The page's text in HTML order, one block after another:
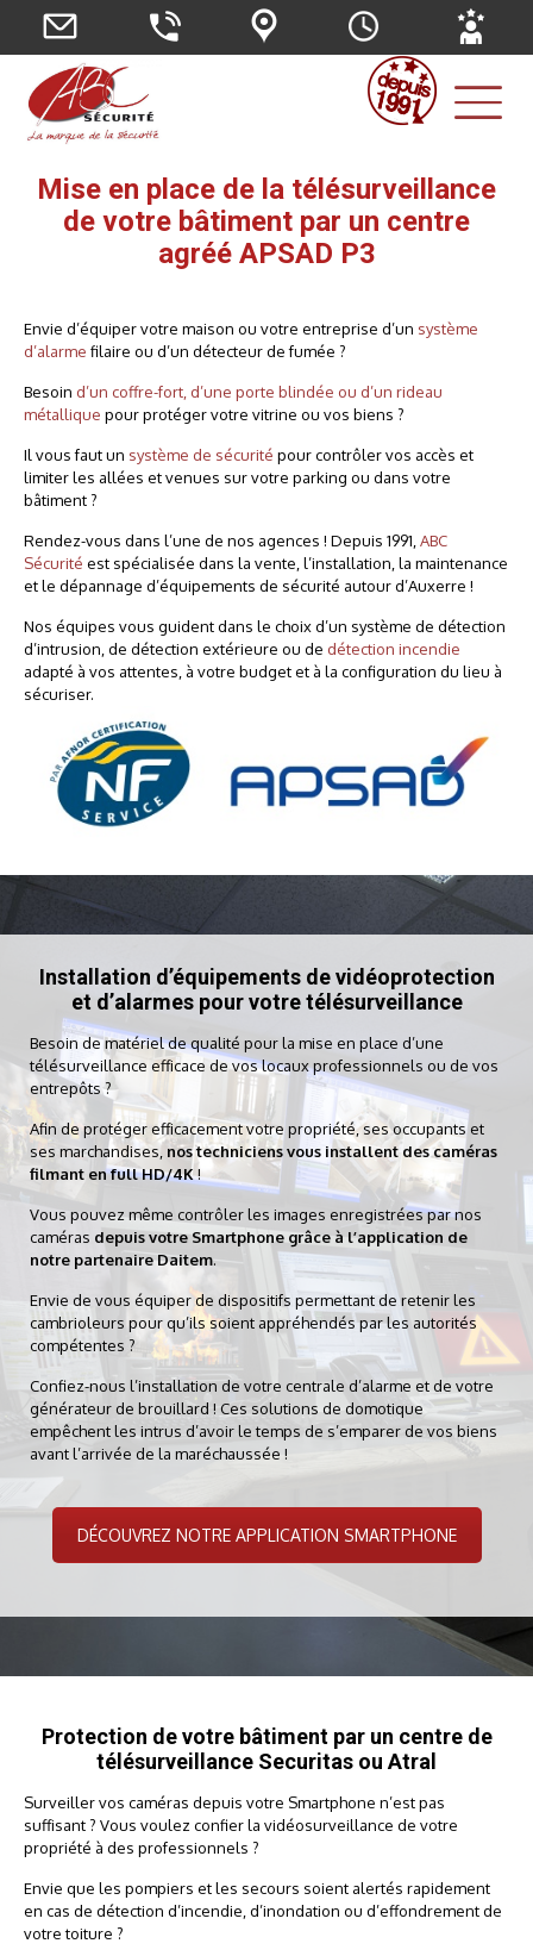
Mise en place de la télésurveillance
de votre bâtiment par un centre
agréé APSAD P3
Envie d’équiper votre maison ou votre entreprise d’un système
d’alarme filaire ou d’un détecteur de fumée ?
Besoin d’un coffre-fort, d’une porte blindée ou d’un rideau
métallique pour protéger votre vitrine ou vos biens ?
Il vous faut un système de sécurité pour contrôler vos accès et
limiter les allées et venues sur votre parking ou dans votre
bâtiment ?
Rendez-vous dans l’une de nos agences ! Depuis 1991, ABC
Sécurité est spécialisée dans la vente, l’installation, la maintenance
et le dépannage d’équipements de sécurité autour d’Auxerre !
Nos équipes vous guident dans le choix d’un système de détection
d’intrusion, de détection extérieure ou de détection incendie
adapté à vos attentes, à votre budget et à la configuration du lieu à
sécuriser.
Installation d’équipements de vidéoprotection
et d’alarmes pour votre télésurveillance
Besoin de matériel de qualité pour la mise en place d’une
télésurveillance efficace de vos locaux professionnels ou de vos
entrepôts ?
Afin de protéger efficacement votre propriété, ses occupants et
ses marchandises, nos techniciens vous installent des caméras
filmant en full HD/4K!
Vous pouvez même contrôler les images enregistrées par nos
caméras depuis votre Smartphone grâce à l’application de
notre partenaire Daitem.
Envie de vous équiper de dispositifs permettant de retenir les
cambrioleurs pour qu’ils soient appréhendés par les autorités
compétentes ?
Confiez-nous l’installation de votre centrale d’alarme et de votre
générateur de brouillard ! Ces solutions de domotique
empêchent les intrus d’avoir le temps de s’emparer de vos biens
avant l’arrivée de la maréchaussée !
DÉCOUVREZ NOTRE APPLICATION SMARTPHONE
Protection de votre bâtiment par un centre de
télésurveillance Securitas ou Atral
Surveiller vos caméras depuis votre Smartphone n’est pas
suffisant ? Vous voulez confier la vidéosurveillance de votre
propriété à des professionnels ?
Envie que les pompiers et les secours soient alertés rapidement
en cas de détection d’incendie, d’inondation ou d’effondrement de
votre toiture ?